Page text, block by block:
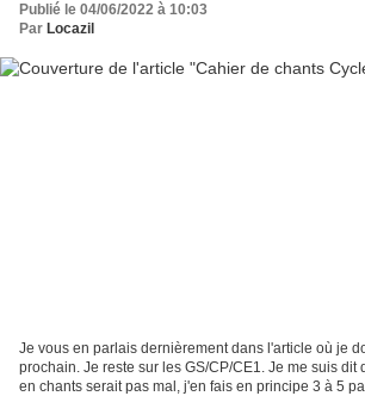
Publié le 04/06/2022 à 10:03
Par Locazil
Je vous en parlais dernièrement dans l'article où je
prochain. Je reste sur les GS/CP/CE1. Je me suis dit
en chants serait pas mal, j'en fais en principe 3 à 5